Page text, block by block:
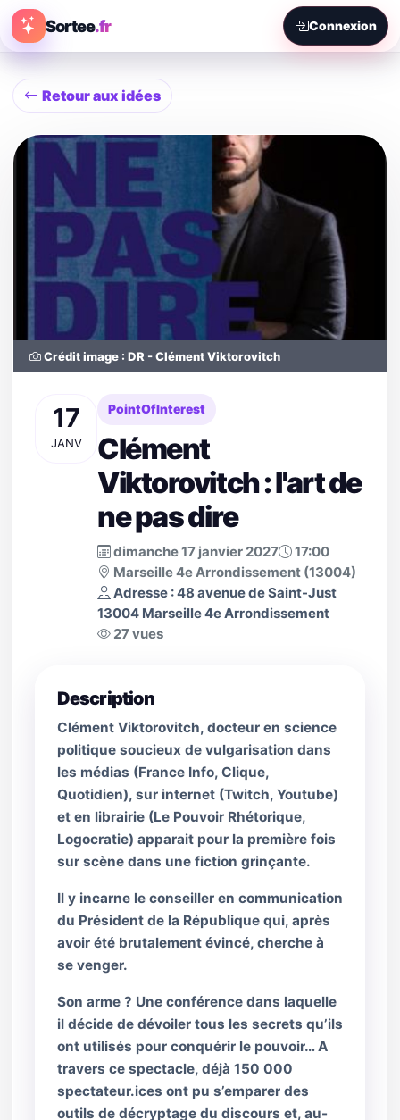
Sortee.fr Connexion
Retour aux idées
Crédit image : DR - Clément Viktorovitch
17
JANV
PointOfInterest
Clément
Viktorovitch : l'art de
ne pas dire
dimanche 17 janvier 2027
17:00
Marseille 4e Arrondissement (13004)
Adresse : 48 avenue de Saint­-Just
13004 Marseille 4e Arrondissement
27 vues
Description
Clément Viktorovitch, docteur en science
politique soucieux de vulgarisation dans
les médias (France Info, Clique,
Quotidien), sur internet (Twitch, Youtube)
et en librairie (Le Pouvoir Rhétorique,
Logocratie) apparait pour la première fois
sur scène dans une fiction grinçante.
Il y incarne le conseiller en communication
du Président de la République qui, après
avoir été brutalement évincé, cherche à
se venger.
Son arme ? Une conférence dans laquelle
il décide de dévoiler tous les secrets qu’ils
ont utilisés pour conquérir le pouvoir… A
travers ce spectacle, déjà 150 000
spectateur.ices ont pu s’emparer des
outils de décryptage du discours et, au-